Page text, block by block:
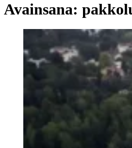
Avainsana: